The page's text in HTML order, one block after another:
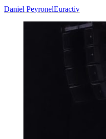
Daniel PeyronelEuractiv